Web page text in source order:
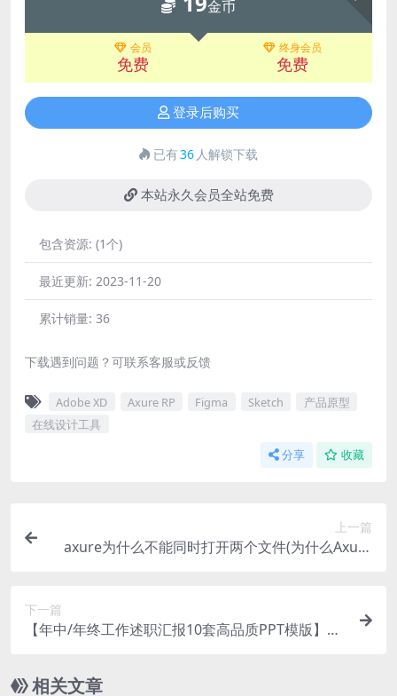
金币
会员
免费
终身会员
免费
登录后购买
已有36 人解锁下载
本站永久会员全站免费
包含资源: (1个)
最近更新: 2023-11-20
累计销量: 36
下载遇到问题？可联系客服或反馈
Adobe XD Axure RP Figma Sketch
产品原型
在线设计工具
分享 收藏
上一篇
axure为什么不能同时打开两个文件(为什么Axure
下一篇
【年中/年终工作述职汇报10套高品质PPT模版】
相关文章